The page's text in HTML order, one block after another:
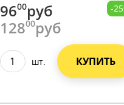
9600руб
12800руб
-
шт. КУПИТЬ